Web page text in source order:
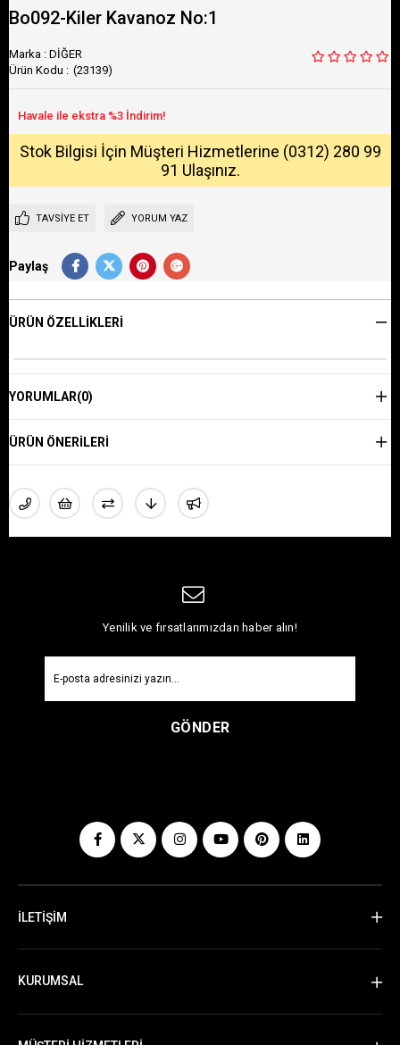
Bo092-Kiler Kavanoz No:1
Marka : DİĞER
(23139)
Stok Bilgisi İçin Müşteri Hizmetlerine (0312) 280 99
91 Ulaşınız.
TAVSIYE ET YORUM YAZ
Paylaş
ÜRÜN ÖZELLIKLERI
YORUMLAR(0)
ÜRÜN ÖNERILERI
Yenilik ve fırsatlarımızdan haber alın!
GÖNDER
İLETİŞİM
KURUMSAL